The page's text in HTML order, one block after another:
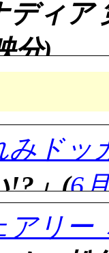
わな
では
。原
った
かっ
て話
て革
した
の待
ディア
分)
回比
ーフ
魚雷
至近
みドッ
!?」(6
リー